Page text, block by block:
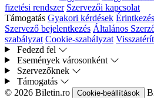
fizetési rendszer Szervezői kapcsolat
Támogatás Gyakori kérdések Érintkezés
Szervező bejelentkezés Általános
szabályzat Cookie-szabályzat
Fedezd fel
Események városonként
Szervezőknek
Támogatás
© 2026 Biletin.ro
Cookie-beállítások